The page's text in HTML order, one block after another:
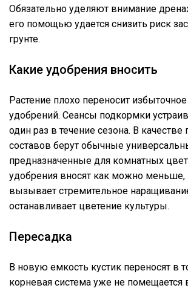
Обязательно уделяют внимание
его помощью удается снизить риск
грунте.
Какие удобрения вносить
Растение плохо переносит
удобрений. Сеансы подкормки
один раз в течение сезона. В качестве
составов берут обычные
предназначенные для комнатных
удобрения вносят как можно меньше,
вызывает стремительное
останавливает цветение культуры.
Пересадка
В новую емкость кустик переносят в
корневая система уже не помещается